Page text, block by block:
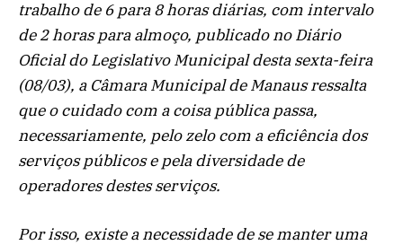
trabalho de 6 para 8 horas diárias, com intervalo
de 2 horas para almoço, publicado no Diário
Oficial do Legislativo Municipal desta sexta-feira
(08/03), a Câmara Municipal de Manaus ressalta
que o cuidado com a coisa pública passa,
necessariamente, pelo zelo com a eficiência dos
serviços públicos e pela diversidade de
operadores destes serviços.
Por isso, existe a necessidade de se manter uma